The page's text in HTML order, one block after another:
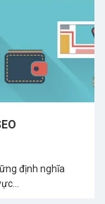
định nghĩa